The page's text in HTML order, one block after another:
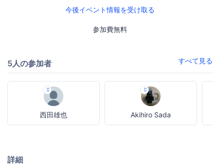
今後イベント情報を受け取る
参加費無料
5人の参加者 すべて見る
西田雄也 Akihiro Sada
詳細